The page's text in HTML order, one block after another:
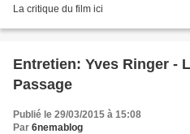
La critique du film ici
Entretien: Yves Ringer -
Passage
Publié le 29/03/2015 à 15:08
Par 6nemablog